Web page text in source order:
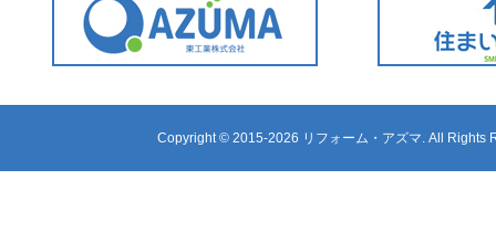
Copyright © 2015-2026 リフォーム・アズマ. All Rights